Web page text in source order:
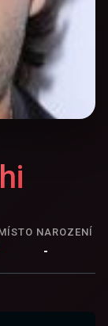
NAROZENÍ
-